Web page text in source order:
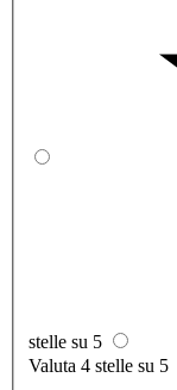
stelle su 5
Valuta 4 stelle su 5